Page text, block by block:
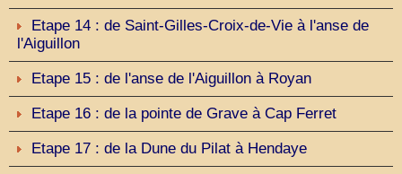
Etape 14 : de Saint-Gilles-Croix-de-Vie à l'anse de
l'Aiguillon
Etape 15 : de l'anse de l'Aiguillon à Royan
Etape 16 : de la pointe de Grave à Cap Ferret
Etape 17 : de la Dune du Pilat à Hendaye